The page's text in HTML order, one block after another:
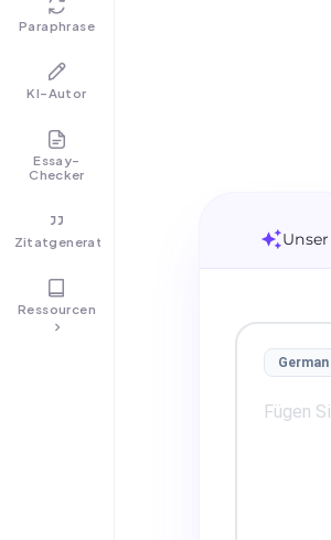
Paraphrase
KI-Autor
Essay-
Checker
Zitatgenerator
Ressourcen
German